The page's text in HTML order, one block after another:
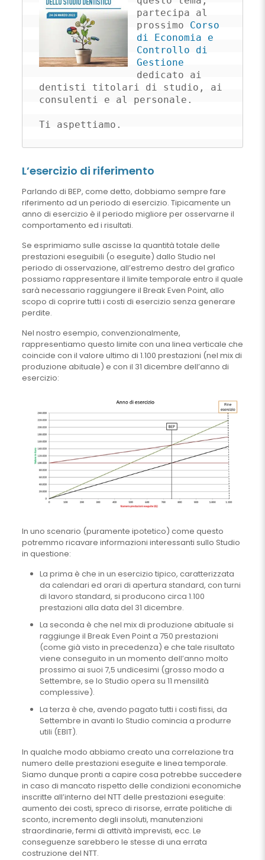
partecipa al
prossimo Corso
di Economia e
Controllo di
Gestione
dedicato ai
dentisti titolari di studio, ai
consulenti e al personale.
Ti aspettiamo.
L’esercizio di riferimento
Parlando di BEP, come detto, dobbiamo sempre fare
riferimento ad un periodo di esercizio. Tipicamente un
anno di esercizio è il periodo migliore per osservarne il
comportamento ed i risultati.
Se esprimiamo sulle ascisse la quantità totale delle
prestazioni eseguibili (o eseguite) dallo Studio nel
periodo di osservazione, all’estremo destro del grafico
possiamo rappresentare il limite temporale entro il quale
sarà necessario raggiungere il Break Even Point, allo
scopo di coprire tutti i costi di esercizio senza generare
perdite.
Nel nostro esempio, convenzionalmente,
rappresentiamo questo limite con una linea verticale che
coincide con il valore ultimo di 1.100 prestazioni (nel mix di
produzione abituale) e con il 31 dicembre dell’anno di
esercizio:
In uno scenario (puramente ipotetico) come questo
potremmo ricavare informazioni interessanti sullo Studio
in questione:
La prima è che in un esercizio tipico, caratterizzata
da calendari ed orari di apertura standard, con turni
di lavoro standard, si producono circa 1.100
prestazioni alla data del 31 dicembre.
La seconda è che nel mix di produzione abituale si
raggiunge il Break Even Point a 750 prestazioni
(come già visto in precedenza) e che tale risultato
viene conseguito in un momento dell’anno molto
prossimo ai suoi 7,5 undicesimi (grosso modo a
Settembre, se lo Studio opera su 11 mensilità
complessive).
La terza è che, avendo pagato tutti i costi fissi, da
Settembre in avanti lo Studio comincia a produrre
utili (EBIT).
In qualche modo abbiamo creato una correlazione tra
numero delle prestazioni eseguite e linea temporale.
Siamo dunque pronti a capire cosa potrebbe succedere
in caso di mancato rispetto delle condizioni economiche
inscritte all’interno del NTT delle prestazioni eseguite:
aumento dei costi, spreco di risorse, errate politiche di
sconto, incremento degli insoluti, manutenzioni
straordinarie, fermi di attività imprevisti, ecc. Le
conseguenze sarebbero le stesse di una errata
costruzione del NTT.